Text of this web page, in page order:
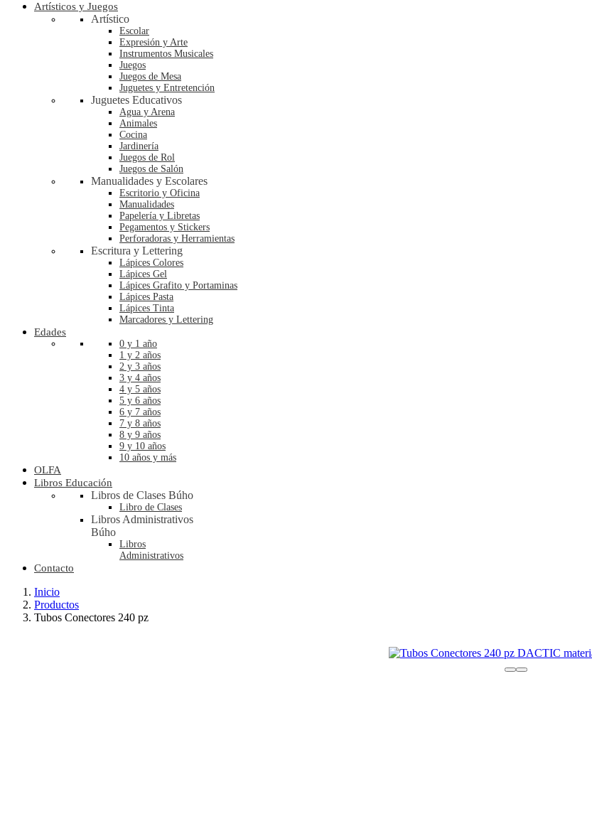
Artísticos y Juegos
Artístico
Escolar
Expresión y Arte
Instrumentos Musicales
Juegos
Juegos de Mesa
Juguetes y Entretención
Juguetes Educativos
Agua y Arena
Animales
Cocina
Jardinería
Juegos de Rol
Juegos de Salón
Manualidades y Escolares
Escritorio y Oficina
Manualidades
Papelería y Libretas
Pegamentos y Stickers
Perforadoras y Herramientas
Escritura y Lettering
Lápices Colores
Lápices Gel
Lápices Grafito y Portaminas
Lápices Pasta
Lápices Tinta
Marcadores y Lettering
Edades
0 y 1 año
1 y 2 años
2 y 3 años
3 y 4 años
4 y 5 años
5 y 6 años
6 y 7 años
7 y 8 años
8 y 9 años
9 y 10 años
10 años y más
OLFA
Libros Educación
Libros de Clases Búho
Libro de Clases
Libros Administrativos
Búho
Libros
Administrativos
Contacto
Inicio
Productos
Tubos Conectores 240 pz